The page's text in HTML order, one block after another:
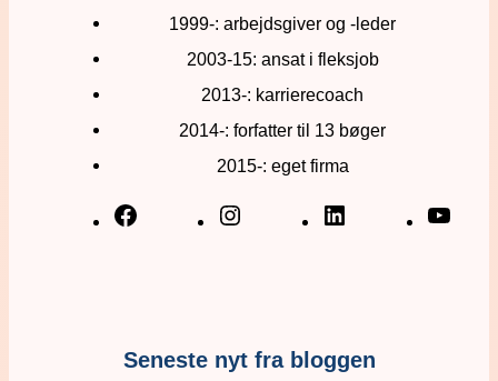
1999-: arbejdsgiver og -leder
2003-15: ansat i fleksjob
2013-: karrierecoach
2014-: forfatter til 13 bøger
2015-: eget firma
Seneste nyt fra bloggen